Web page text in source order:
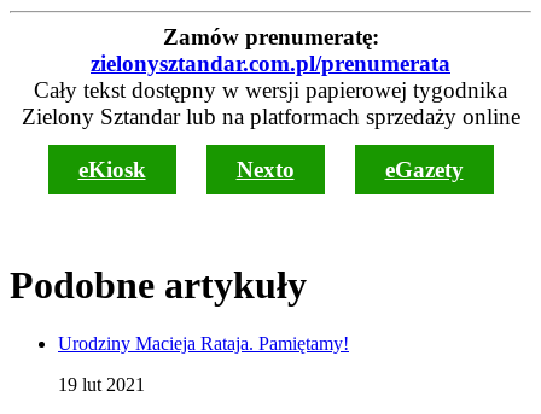
Zamów prenumeratę:
zielonysztandar.com.pl/prenumerata
Cały tekst dostępny w wersji papierowej tygodnika
Zielony Sztandar lub na platformach sprzedaży online
eKiosk Nexto eGazety
Podobne artykuły
Urodziny Macieja Rataja. Pamiętamy!
19 lut 2021